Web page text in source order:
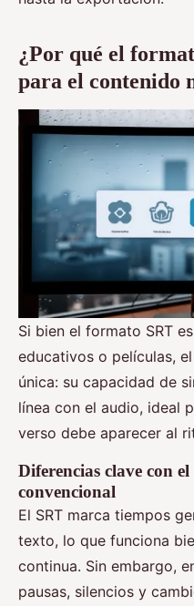
¿Por qué el
para el contenido
Si bien el formato SRT
educativos o películas,
única: su capacidad de
línea con el audio, ideal
verso debe aparecer al
Diferencias clave con
convencional
El SRT marca tiempos
texto, lo que funciona
continua. Sin embargo,
pausas, silencios y